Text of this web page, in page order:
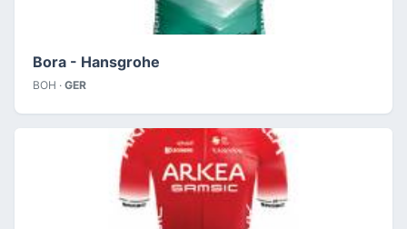
Bora - Hansgrohe
BOH · GER